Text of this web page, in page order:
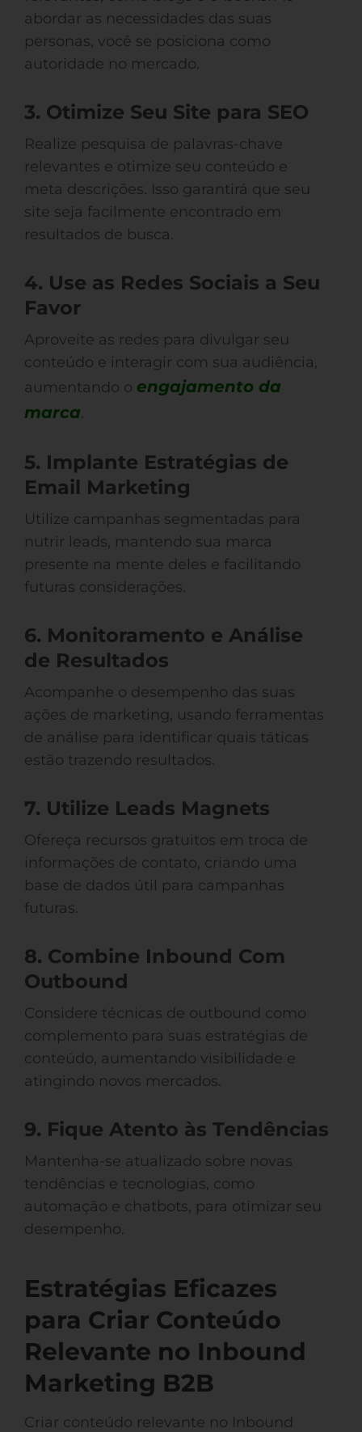
abordar as necessidades das suas
personas, você se posiciona como
autoridade no mercado.
3. Otimize Seu Site para SEO
Realize pesquisa de palavras-chave
relevantes e otimize seu conteúdo e
meta descrições. Isso garantirá que seu
site seja facilmente encontrado em
resultados de busca.
4. Use as Redes Sociais a Seu
Favor
Aproveite as redes para divulgar seu
conteúdo e interagir com sua audiência,
aumentando o engajamento da
marca.
5. Implante Estratégias de
Email Marketing
Utilize campanhas segmentadas para
nutrir leads, mantendo sua marca
presente na mente deles e facilitando
futuras considerações.
6. Monitoramento e Análise
de Resultados
Acompanhe o desempenho das suas
ações de marketing, usando ferramentas
de análise para identificar quais táticas
estão trazendo resultados.
7. Utilize Leads Magnets
Ofereça recursos gratuitos em troca de
informações de contato, criando uma
base de dados útil para campanhas
futuras.
8. Combine Inbound Com
Outbound
Considere técnicas de outbound como
complemento para suas estratégias de
conteúdo, aumentando visibilidade e
atingindo novos mercados.
9. Fique Atento às Tendências
Mantenha-se atualizado sobre novas
tendências e tecnologias, como
automação e chatbots, para otimizar seu
desempenho.
Estratégias Eficazes
para Criar Conteúdo
Relevante no Inbound
Marketing B2B
Criar conteúdo relevante no Inbound